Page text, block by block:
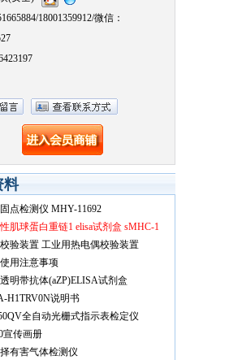
18001359912/微信：
料
点检测仪 MHY-11692
肌球蛋白重链1 elisa试剂盒 sMHC-1
验装置 工业用热电偶校验装置
用注意事项
明带抗体(aZP)ELISA试剂盒
H1TRV0N说明书
全自动光栅式指示表检定仪
宣传画册
有害气体检测仪